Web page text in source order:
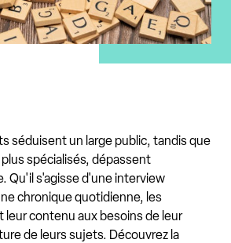
séduisent un large public, tandis que
spécialisés, dépassent
Qu'il s'agisse d'une interview
chronique quotidienne, les
contenu aux besoins de leur
de leurs sujets. Découvrez la